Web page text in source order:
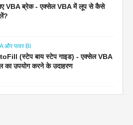
VBA ब्रेक - एक्सेल VBA में लूप से कैसे
और पावर BI
(स्टेप बाय स्टेप गाइड) - एक्सेल VBA
का उपयोग करने के उदाहरण